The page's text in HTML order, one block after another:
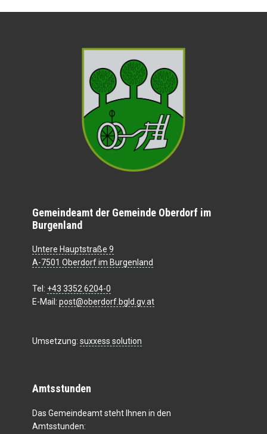
Gemeindeamt der Gemeinde Oberdorf im
Burgenland
Untere Hauptstraße 9
A-7501 Oberdorf im Burgenland
Tel: +43 3352 6204-0
E-Mail: post@oberdorf.bgld.gv.at
Umsetzung: suxxess solution
Amtsstunden
Das Gemeindeamt steht Ihnen in den
Amtsstunden: